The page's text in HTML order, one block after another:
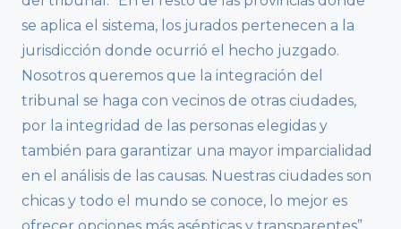
se aplica el sistema, los jurados pertenecen a la
jurisdicción donde ocurrió el hecho juzgado.
Nosotros queremos que la integración del
tribunal se haga con vecinos de otras ciudades,
por la integridad de las personas elegidas y
también para garantizar una mayor imparcialidad
en el análisis de las causas. Nuestras ciudades son
chicas y todo el mundo se conoce, lo mejor es